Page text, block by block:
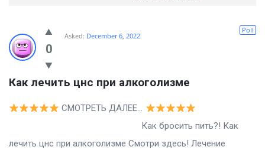
Billion
Essays
Latest
Questions
0
Poll
Asked: December 6, 2022
Как лечить цнс при алкоголизме
СМОТРЕТЬ ДАЛЕЕ…
Как бросить пить?! Как
лечить цнс при алкоголизме Смотри здесь! Лечение